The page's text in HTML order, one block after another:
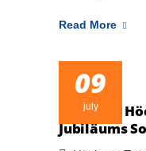
Read More
09
july
123 Jahre
Jubiläums